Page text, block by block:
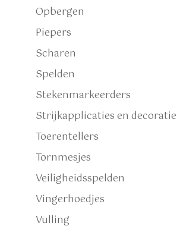
Opbergen
Piepers
Scharen
Spelden
Stekenmarkeerders
Strijkapplicaties en decoratie
Toerentellers
Tornmesjes
Veiligheidsspelden
Vingerhoedjes
Vulling